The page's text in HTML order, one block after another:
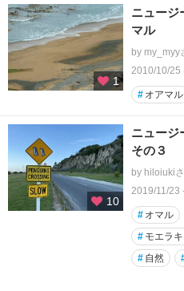
1
ニュー
マル
by my_myy
2010/10/25
# オアマル
10
ニュー
その３
by hiloiuki
2019/11/23
# オマル
# モエラ
# 自然